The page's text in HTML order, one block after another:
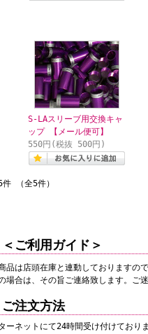
S-LAスリーブ用交換キャ
ップ 【メール便可】
550円(税抜 500円)
件 （全5件）
＜ご利用ガイド＞
品は店頭在庫と連動しておりますの
場合は、その旨ご連絡致します。ご
ご注文方法
ーネットにて24時間受け付けておりま